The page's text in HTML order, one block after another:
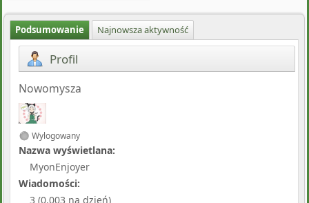
Podsumowanie Najnowsza aktywność
Profil
Nowomysza
Wylogowany
Nazwa wyświetlana:
MyonEnjoyer
Wiadomości:
3 (0.003 na dzień)